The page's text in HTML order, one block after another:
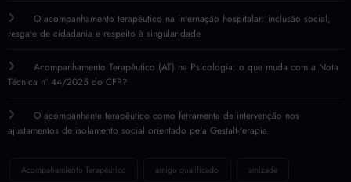
O acompanhamento terapêutico na internação hospitalar: inclusão social,
resgate de cidadania e respeito à singularidade
Acompanhamento Terapêutico (AT) na Psicologia: o que muda com a Nota
Técnica nº 44/2025 do CFP?
O acompanhante terapêutico como ferramenta de intervenção nos
ajustamentos de isolamento social orientado pela Gestalt-terapia
Acompañamiento Terapéutico amigo qualificado amizade